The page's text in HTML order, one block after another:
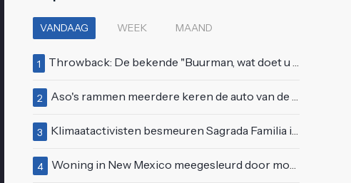
VANDAAG WEEK MAAND
1 Throwback: De bekende "Buurman, wat doet u nu?"-scène uit Flodder met Tatjana Šimić
2 Aso's rammen meerdere keren de auto van de buren, maar doen alsof er niets gebeurd is
3 Klimaatactivisten besmeuren Sagrada Familia in Barcelona met lading verf
4 Woning in New Mexico meegesleurd door modderstroom